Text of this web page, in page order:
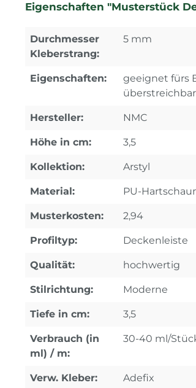
Eigenschaften "Musterstück
Durchmesser
Kleberstrang:
5 mm
Eigenschaften:
geeignet fürs
überstreichbar
Hersteller: NMC
Höhe in cm: 3,5
Kollektion: Arstyl
Material: PU-
Musterkosten: 2,94
Profiltyp: Deckenleiste
Qualität: hochwertig
Stilrichtung: Moderne
Tiefe in cm: 3,5
Verbrauch (in
ml) / m:
30-40 ml/
Verw. Kleber: Adefix